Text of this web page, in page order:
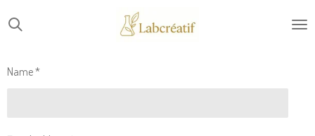
to
content
Name *